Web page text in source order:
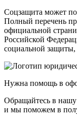
Соцзащита может
Полный перечень
официальной
Российской
социальной защиты,
Нужна помощь в
Обращайтесь в
и мы поможем в